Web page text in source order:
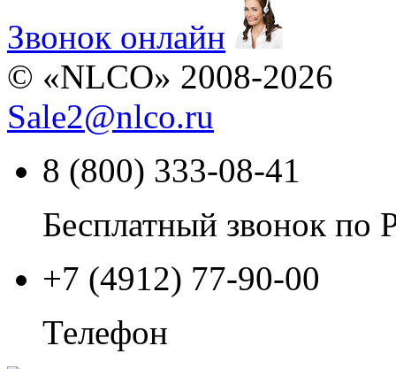
Звонок онлайн
© «NLCO» 2008-2026
Sale2@nlco.ru
8 (800) 333-08-41
Бесплатный звонок по
+7 (4912) 77-90-00
Телефон